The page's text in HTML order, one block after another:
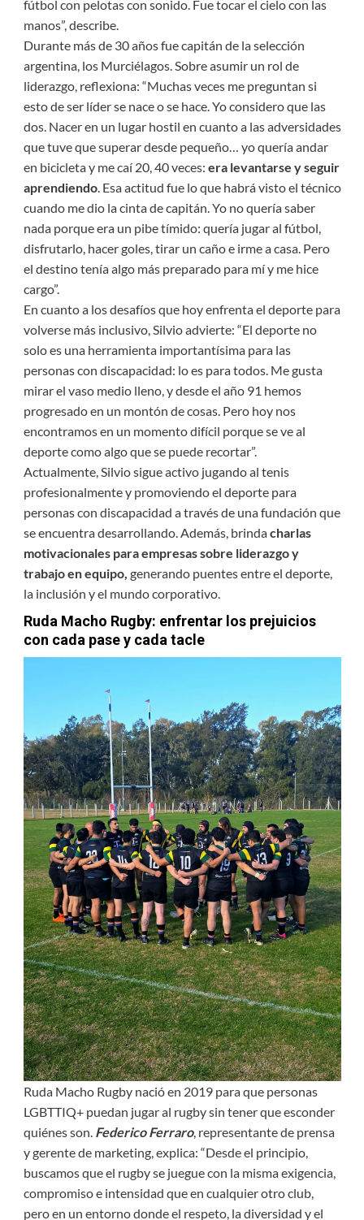
fútbol con pelotas con sonido. Fue tocar el cielo con las
manos”, describe.
Durante más de 30 años fue capitán de la selección
argentina, los Murciélagos. Sobre asumir un rol de
liderazgo, reflexiona: “Muchas veces me preguntan si
esto de ser líder se nace o se hace. Yo considero que las
dos. Nacer en un lugar hostil en cuanto a las adversidades
que tuve que superar desde pequeño… yo quería andar
en bicicleta y me caí 20, 40 veces: era levantarse y seguir
aprendiendo. Esa actitud fue lo que habrá visto el técnico
cuando me dio la cinta de capitán. Yo no quería saber
nada porque era un pibe tímido: quería jugar al fútbol,
disfrutarlo, hacer goles, tirar un caño e irme a casa. Pero
el destino tenía algo más preparado para mí y me hice
cargo”.
En cuanto a los desafíos que hoy enfrenta el deporte para
volverse más inclusivo, Silvio advierte: “El deporte no
solo es una herramienta importantísima para las
personas con discapacidad: lo es para todos. Me gusta
mirar el vaso medio lleno, y desde el año 91 hemos
progresado en un montón de cosas. Pero hoy nos
encontramos en un momento difícil porque se ve al
deporte como algo que se puede recortar”.
Actualmente, Silvio sigue activo jugando al tenis
profesionalmente y promoviendo el deporte para
personas con discapacidad a través de una fundación que
se encuentra desarrollando. Además, brindacharlas
motivacionales para empresas sobre liderazgo y
trabajo en equipo, generando puentes entre el deporte,
la inclusión y el mundo corporativo.
Ruda Macho Rugby: enfrentar los prejuicios
con cada pase y cada tacle
Ruda Macho Rugby nació en 2019 para que personas
LGBTTIQ+ puedan jugar al rugby sin tener que esconder
quiénes son. Federico Ferraro, representante de prensa
y gerente de marketing, explica: “Desde el principio,
buscamos que el rugby se juegue con la misma exigencia,
compromiso e intensidad que en cualquier otro club,
pero en un entorno donde el respeto, la diversidad y el